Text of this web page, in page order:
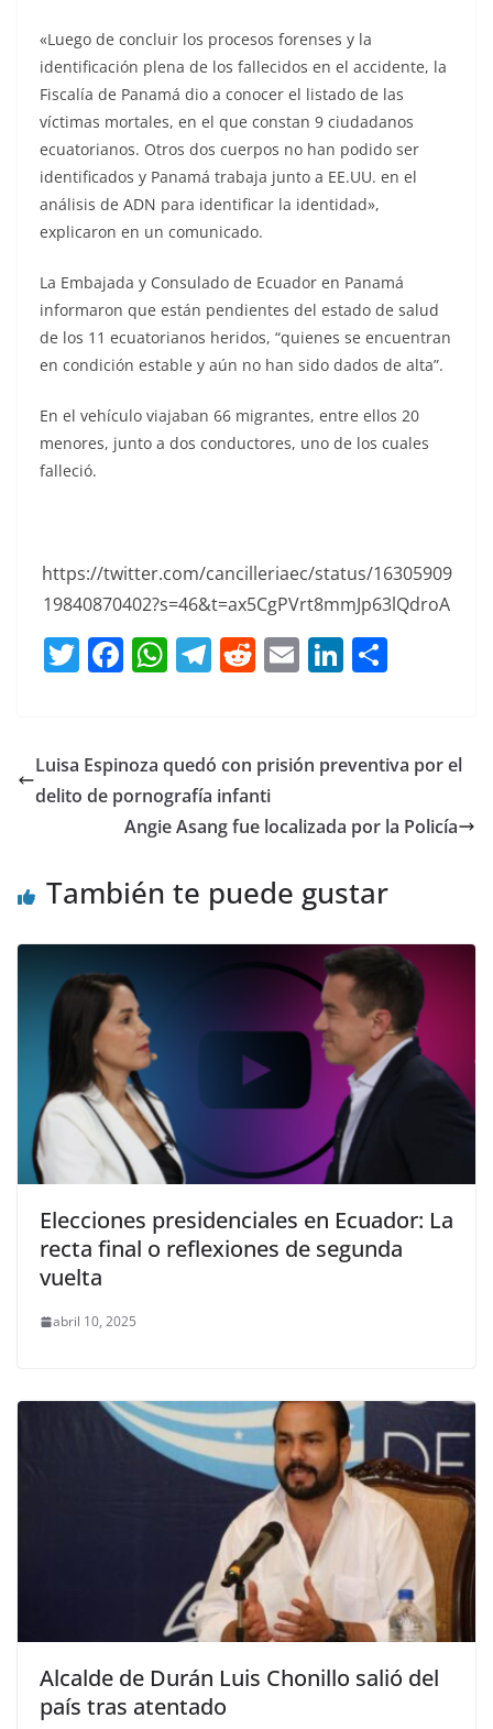
«Luego de concluir los procesos forenses y la
identificación plena de los fallecidos en el accidente, la
Fiscalía de Panamá dio a conocer el listado de las
víctimas mortales, en el que constan 9 ciudadanos
ecuatorianos. Otros dos cuerpos no han podido ser
identificados y Panamá trabaja junto a EE.UU. en el
análisis de ADN para identificar la identidad»,
explicaron en un comunicado.
La Embajada y Consulado de Ecuador en Panamá
informaron que están pendientes del estado de salud
de los 11 ecuatorianos heridos, “quienes se encuentran
en condición estable y aún no han sido dados de alta”.
En el vehículo viajaban 66 migrantes, entre ellos 20
menores, junto a dos conductores, uno de los cuales
falleció.
https://twitter.com/cancilleriaec/status/16305909
19840870402?s=46&t=ax5CgPVrt8mmJp63lQdroA
T
w
er
F
a
e
b
o
k
W
h
s
A
p
T
el
gr
a
m
R
e
di
t
E
m
l
Li
n
e
n
p
tir
Luisa Espinoza quedó con prisión preventiva por el
delito de pornografía infanti
Angie Asang fue localizada por la Policía
También te puede gustar
Elecciones presidenciales en Ecuador: La
recta final o reflexiones de segunda
vuelta
abril 10, 2025
Alcalde de Durán Luis Chonillo salió del
país tras atentado